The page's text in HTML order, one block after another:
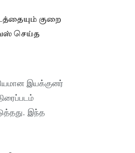
குறை
செய்த
இயக்குனர்
இந்த